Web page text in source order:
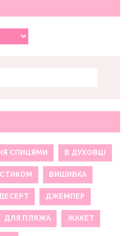
СПИЦЯМИ В ДУХОВЦІ
ВИШИВКА
ДЖЕМПЕР
ДЛЯ ПЛЯЖА ЖАКЕТ